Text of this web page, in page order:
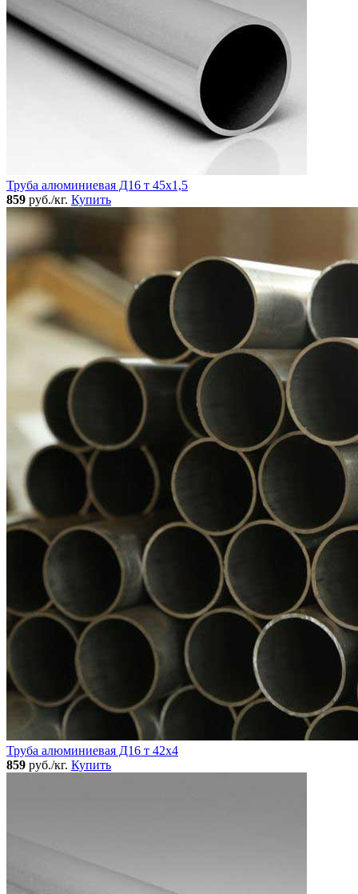
Труба алюминиевая Д16 т 45х1,5
859 руб./кг. Купить
Труба алюминиевая Д16 т 42х4
859 руб./кг. Купить